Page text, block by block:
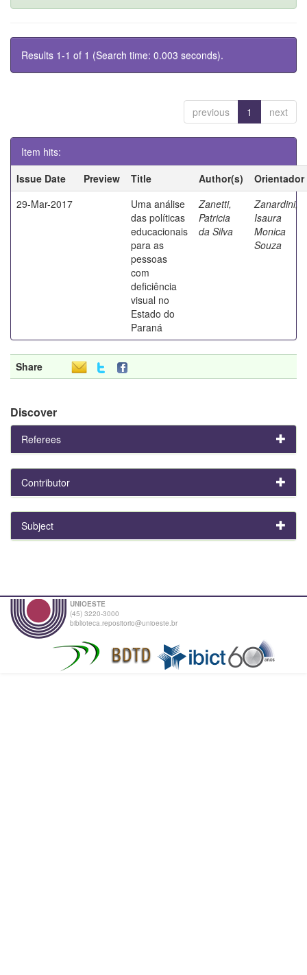
Results 1-1 of 1 (Search time: 0.003 seconds).
previous 1 next
Item hits:
Issue Date
Preview Title Author(s)
Orientador
29-Mar-2017
Uma análise
das políticas
educacionais
para as
pessoas
com
deficiência
visual no
Estado do
Paraná
Zanetti,
Patricia
da Silva
Zanardini,
Isaura
Monica
Souza
Share
Discover
Referees
Contributor
Subject
UNIOESTE
(45) 3220-3000
biblioteca.repositorio@unioeste.br